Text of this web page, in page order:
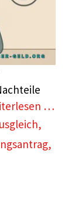
…
,
,